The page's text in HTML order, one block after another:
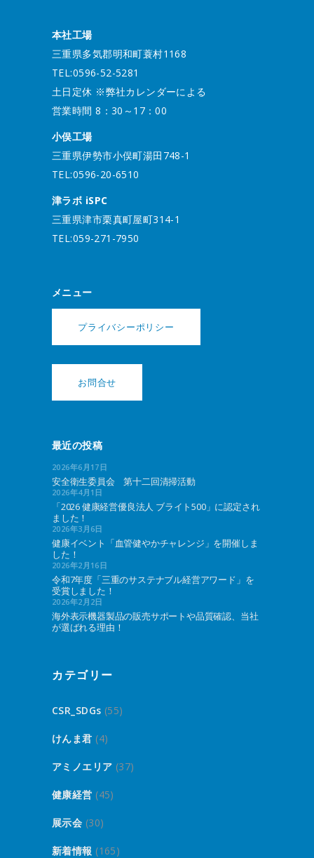
本社工場
三重県多気郡明和町蓑村1168
TEL:0596-52-5281
土日定休 ※弊社カレンダーによる
営業時間 8：30～17：00
小俣工場
三重県伊勢市小俣町湯田748-1
TEL:0596-20-6510
津ラボ iSPC
三重県津市栗真町屋町314-1
TEL:059-271-7950
メニュー
プライバシーポリシー
お問合せ
最近の投稿
2026年6月17日
安全衛生委員会 第十二回清掃活動
2026年4月1日
「2026 健康経営優良法人 ブライト500」に認定され
ました！
2026年3月6日
健康イベント「血管健やかチャレンジ」を開催しま
した！
2026年2月16日
令和7年度「三重のサステナブル経営アワード」を
受賞しました！
2026年2月2日
海外表示機器製品の販売サポートや品質確認、当社
が選ばれる理由！
カテゴリー
CSR_SDGs (55)
けんま君 (4)
アミノエリア (37)
健康経営 (45)
展示会 (30)
新着情報 (165)